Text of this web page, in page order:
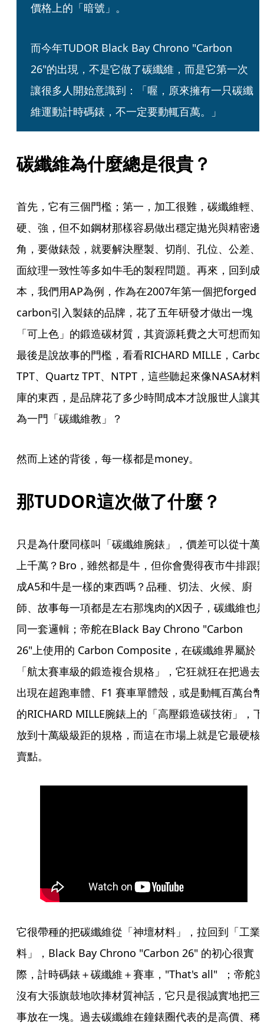
價格上的「暗號」。
而今年TUDOR Black Bay Chrono "Carbon
26"的出現，不是它做了碳纖維，而是它第一次
讓很多人開始意識到：「喔，原來擁有一只碳纖
維運動計時碼錶，不一定要動輒百萬。」
碳纖維為什麼總是很貴？
首先，它有三個門檻；第一，加工很難，碳纖維輕、
硬、強，但不如鋼材那樣容易做出穩定拋光與精密邊
角，要做錶殼，就要解決壓製、切削、孔位、公差、
面紋理一致性等多如牛毛的製程問題。再來，回到成
本，我們用AP為例，作為在2007年第一個把forged
carbon引入製錶的品牌，花了五年研發才做出一塊
「可上色」的鍛造碳材質，其資源耗費之大可想而知
最後是說故事的門檻，看看RICHARD MILLE，
TPT、Quartz TPT、NTPT，這些聽起來像NASA材料
庫的東西，是品牌花了多少時間成本才說服世人讓其
為一門「碳纖維教」？
然而上述的背後，每一樣都是money。
那TUDOR這次做了什麼？
只是為什麼同樣叫「碳纖維腕錶」，價差可以從十萬
上千萬？Bro，雖然都是牛，但你會覺得夜市牛排跟
成A5和牛是一樣的東西嗎？品種、切法、火候、廚
師、故事每一項都是左右那塊肉的X因子，碳纖維也
同一套邏輯；帝舵在Black Bay Chrono "Carbon
26"上使用的 Carbon Composite，在碳纖維界屬於
「航太賽車級的鍛造複合規格」，它狂就狂在把過去
出現在超跑車體、F1 賽車單體殼，或是動輒百萬台幣
的RICHARD MILLE腕錶上的「高壓鍛造碳技術」，下
放到十萬級級距的規格，而這在市場上就是它最硬核
賣點。
它很帶種的把碳纖維從「神壇材料」，拉回到「工業
料」，Black Bay Chrono "Carbon 26" 的初心很實
際，計時碼錶＋碳纖維＋賽車，"That's all"  ；帝舵
沒有大張旗鼓地吹捧材質神話，它只是很誠實地把三
事放在一塊。過去碳纖維在鐘錶圈代表的是高價、稀